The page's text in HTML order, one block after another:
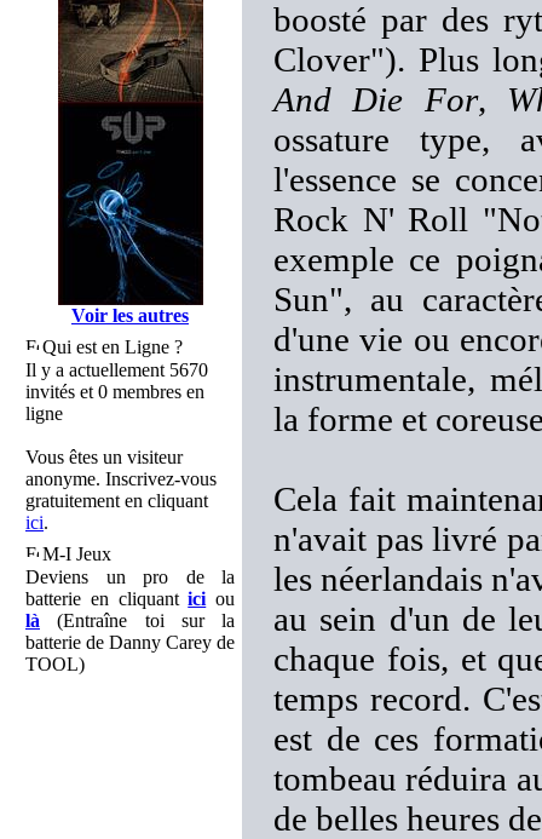
Voir les autres
Qui est en Ligne ?
Il y a actuellement 5670
invités et 0 membres en
ligne
Vous êtes un visiteur
anonyme. Inscrivez-vous
gratuitement en cliquant
ici.
M-I Jeux
Deviens un pro de la
batterie en cliquantici ou
là (Entraîne toi sur la
batterie de Danny Carey de
TOOL)
boosté par des
Clover"). Plus
And Die For,
ossature type,
l'essence se
Rock N' Roll
exemple ce
Sun", au
d'une vie ou
instrumentale,
la forme et
Cela fait
n'avait pas livré
les néerlandais
au sein d'un de
chaque fois, et
temps record.
est de ces
tombeau réduira
de belles heures